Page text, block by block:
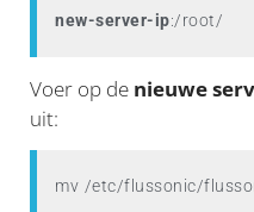
new-server-ip:/root/
Voer op de nieuwe
uit:
mv /etc/flussonic/